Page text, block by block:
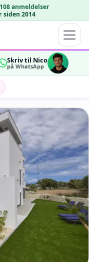
108 anmeldelser
2014
Skriv til Nico
på WhatsApp